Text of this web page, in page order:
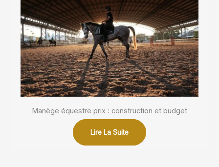
Manège équestre prix : construction et budget
Lire La Suite